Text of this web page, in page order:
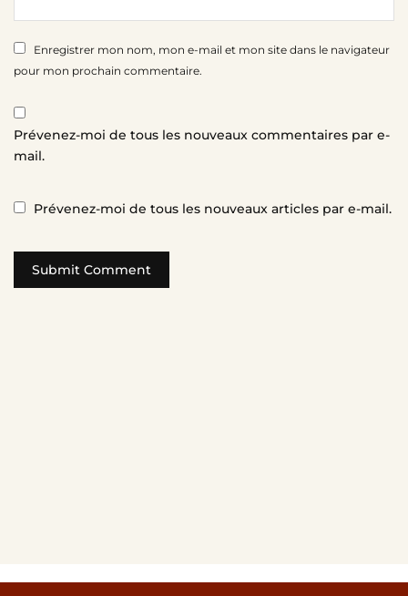
Enregistrer mon nom, mon e-mail et mon site dans le navigateur
pour mon prochain commentaire.
Prévenez-moi de tous les nouveaux commentaires par e-
mail.
Prévenez-moi de tous les nouveaux articles par e-mail.